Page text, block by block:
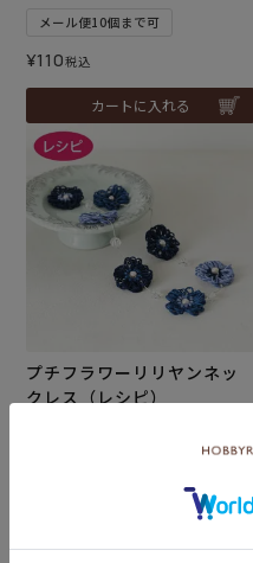
メール便10個まで可
¥110税込
カートに入れる
プチフラワーリリヤンネッ
クレス（レシピ）